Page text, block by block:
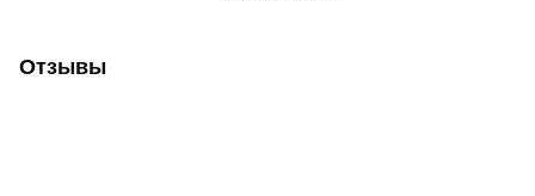
Отзывы